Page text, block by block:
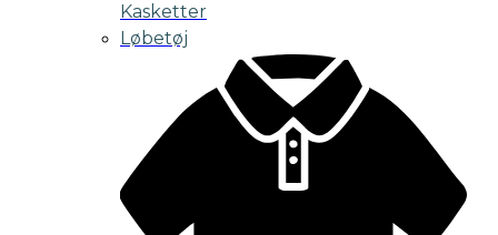
Kasketter
Løbetøj